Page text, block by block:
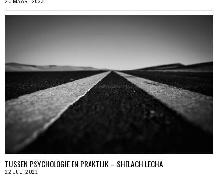
20 MAART 2023
TUSSEN PSYCHOLOGIE EN PRAKTIJK – SHELACH LECHA
22 JULI 2022